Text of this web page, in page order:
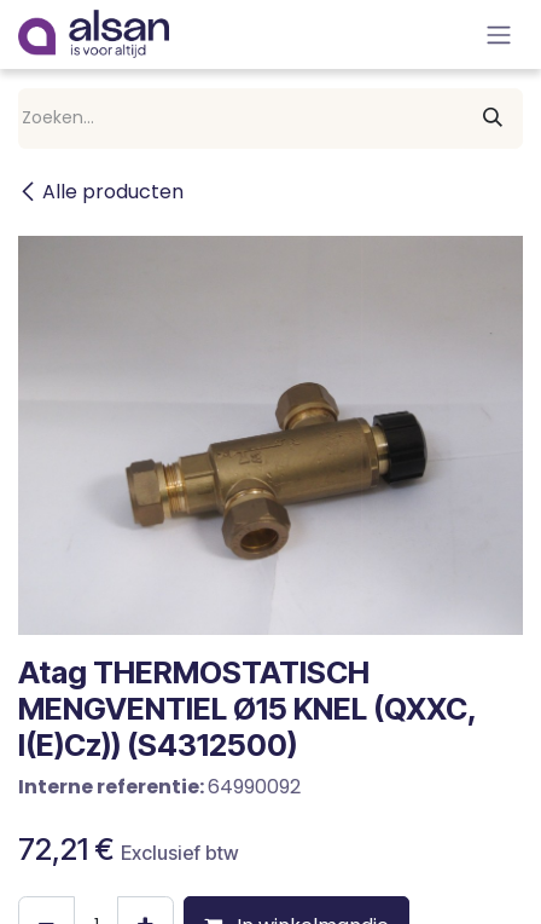
Overslaan naar inhoud
Alle producten
Atag THERMOSTATISCH
MENGVENTIEL Ø15 KNEL (QXXC,
I(E)Cz)) (S4312500)
Interne referentie:64990092
72,21 € Exclusief btw